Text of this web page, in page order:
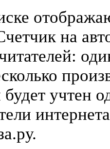
на
будет учтен